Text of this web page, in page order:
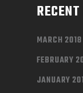
MARCH 2018
FEBRUARY
JANUARY